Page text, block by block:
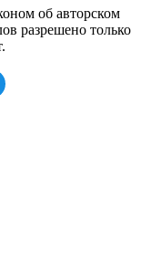
об авторском
разрешено только